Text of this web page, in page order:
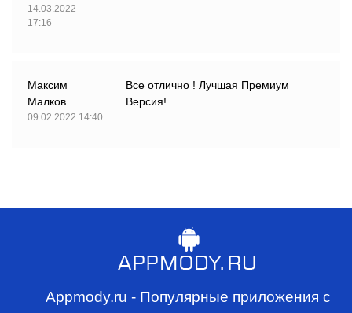
14.03.2022
17:16
Максим
Малков
09.02.2022 14:40
Все отлично ! Лучшая Премиум
Версия!
Appmody.ru - Популярные приложения с